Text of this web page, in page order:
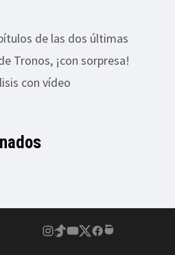
de las dos últimas
Tronos, ¡con sorpresa!
con vídeo